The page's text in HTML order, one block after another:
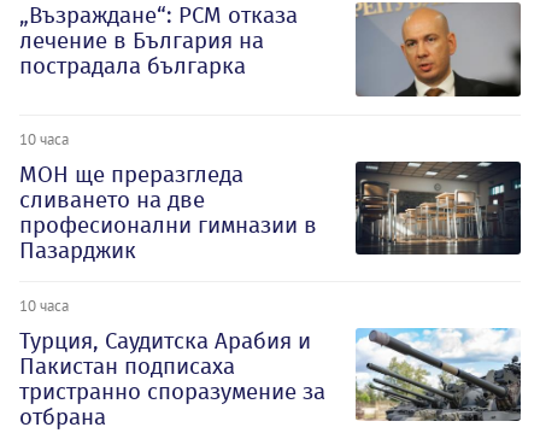
„Възраждане“: РСМ отказа
лечение в България на
пострадала българка
10 часа
МОН ще преразгледа
сливането на две
професионални гимназии в
Пазарджик
10 часа
Турция, Саудитска Арабия и
Пакистан подписаха
тристранно споразумение за
отбрана